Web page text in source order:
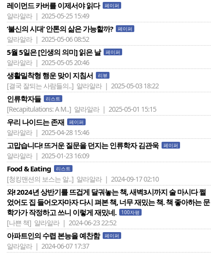
레이먼드 카버를 이제서야 읽다 페이퍼
얄라알라 | 2025-05-25 15:49
‘불신의 시대‘ 안톤의 삶은 가능할까? 페이퍼
얄라알라 | 2025-05-06 08:52
5월 5일은 [인생의 의미] 읽은 날 페이퍼
얄라알라 | 2025-05-05 20:46
생활밀착형 행운 맞이 지침서 리뷰
[결국 잘되는 사람들의..] 얄라알라 | 2025-05-03 18:22
인류학자들 리스트
[Recapitulations: A M..] 얄라알라 | 2025-05-01 15:15
우리 나이드는 존재 페이퍼
얄라알라 | 2025-04-28 15:46
고맙습니다! 뜨거운 질문을 던지는 인류학자 김관욱 페이퍼
얄라알라 | 2025-01-23 16:09
Food & Eating 리스트
[청킹맨션의 보스는 알..] 얄라알라 | 2024-09-17 02:10
와! 2024년 상반기를 뜨겁게 달궈놓는 책, 새벽3시까지 술 마시다 쩔
었어도 집 들어오자마자 다시 펴본 책, 너무 재밌는 책. 책 좋아하는 문
학가가 작정하고 쓰니 이렇게 재밌네.
100자평
[나쁜 책] 얄라알라 | 2024-06-23 22:52
아파트인의 수렵 본능을 예찬함 페이퍼
얄라알라 | 2024-06-07 17:37